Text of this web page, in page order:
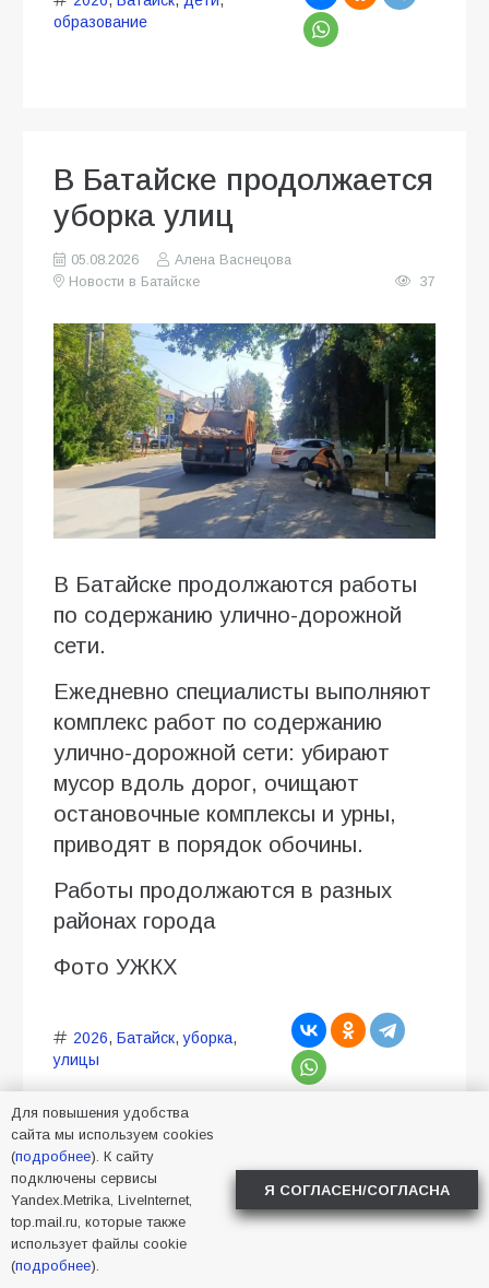
образование
В Батайске продолжается
уборка улиц
05.08.2026
Алена Васнецова
Новости в Батайске
37
В Батайске продолжаются работы
по содержанию улично-дорожной
сети.
Ежедневно специалисты выполняют
комплекс работ по содержанию
улично-дорожной сети: убирают
мусор вдоль дорог, очищают
остановочные комплексы и урны,
приводят в порядок обочины.
Работы продолжаются в разных
районах города
Фото УЖКХ
2026, Батайск,уборка,
улицы
Учитель из Батайска
вернулся с форума
Для повышения удобства
сайта мы используем cookies
(подробнее). К сайту
подключены сервисы
Yandex.Metrika, LiveInternet,
top.mail.ru, которые также
использует файлы cookie
(подробнее).
Я СОГЛАСЕН/СОГЛАСНА